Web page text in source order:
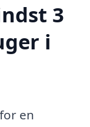
3
i
en